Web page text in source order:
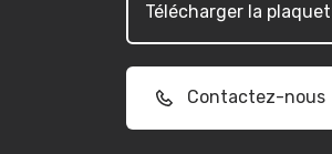
Télécharger la
Contactez-nous